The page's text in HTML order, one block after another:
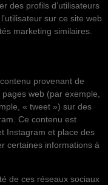
des profils d’utilisateurs
sur ce site web
marketing similaires.
provenant de
web (par exemple,
« tweet ») sur des
Ce contenu est
Instagram et place des
certaines informations à
de ces réseaux sociaux